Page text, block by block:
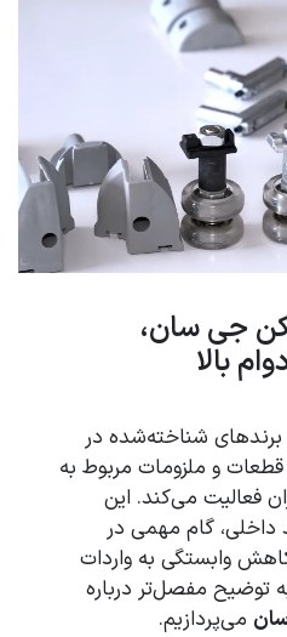
جی سان،
بالا
برندهای شناخته‌شده در
و ملزومات مربوط به
فعالیت می‌کند. این
داخلی، گام مهمی در
وابستگی به واردات
توضیح مفصل‌تر درباره
می‌پردازیم.